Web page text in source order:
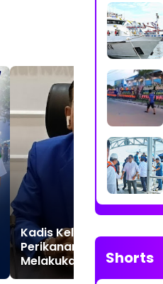
Kadis Kelautan Dan
Perikanan Dapat
Melakukan Perubahan
Shorts